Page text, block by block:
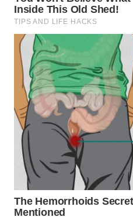
WN
LANGKAT
WN
TAPANULI
SELATAN
WN
TANJUNG
LESUNG
WN
KARO
WN